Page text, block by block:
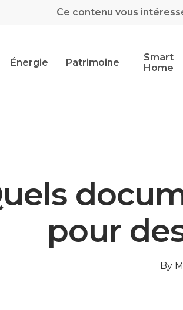
Ce contenu vous
Énergie Patrimoine
Smart
Home
pour
By